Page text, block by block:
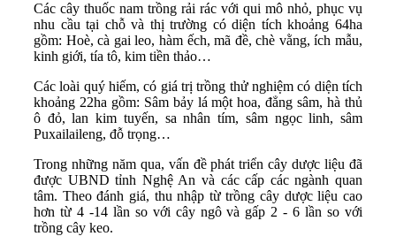
Các cây thuốc nam trồng rải rác với qui mô nhỏ, phục vụ
nhu cầu tại chỗ và thị trường có diện tích khoảng 64ha
gồm: Hoè, cà gai leo, hàm ếch, mã đề, chè vằng, ích mẫu,
kinh giới, tía tô, kim tiền thảo…
Các loài quý hiếm, có giá trị trồng thử nghiệm có diện tích
khoảng 22ha gồm: Sâm bảy lá một hoa, đẳng sâm, hà thủ
ô đỏ, lan kim tuyến, sa nhân tím, sâm ngọc linh, sâm
Puxailaileng, đỗ trọng…
Trong những năm qua, vấn đề phát triển cây dược liệu đã
được UBND tỉnh Nghệ An và các cấp các ngành quan
tâm. Theo đánh giá, thu nhập từ trồng cây dược liệu cao
hơn từ 4 -14 lần so với cây ngô và gấp 2 - 6 lần so với
trồng cây keo.